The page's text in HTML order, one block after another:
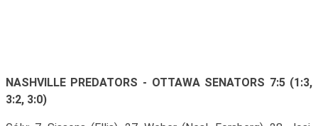
NASHVILLE PREDATORS - OTTAWA SENATORS 7:5 (1:3,
3:2, 3:0)